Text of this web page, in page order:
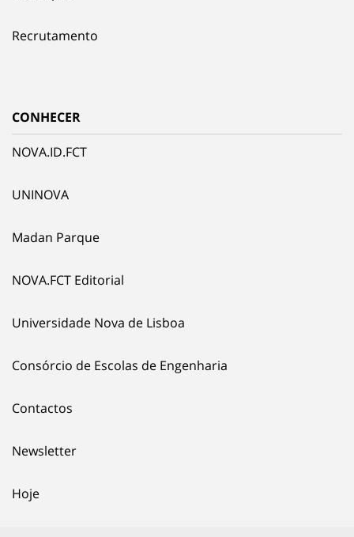
Recrutamento
CONHECER
NOVA.ID.FCT
UNINOVA
Madan Parque
NOVA.FCT Editorial
Universidade Nova de Lisboa
Consórcio de Escolas de Engenharia
Contactos
Newsletter
Hoje